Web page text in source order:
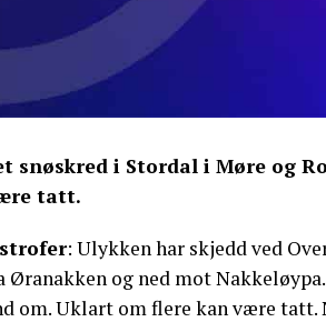
snøskred i Stordal i Møre og
tatt.
: Ulykken har skjedd ved
Øranakken og ned mot
om. Uklart om flere kan være